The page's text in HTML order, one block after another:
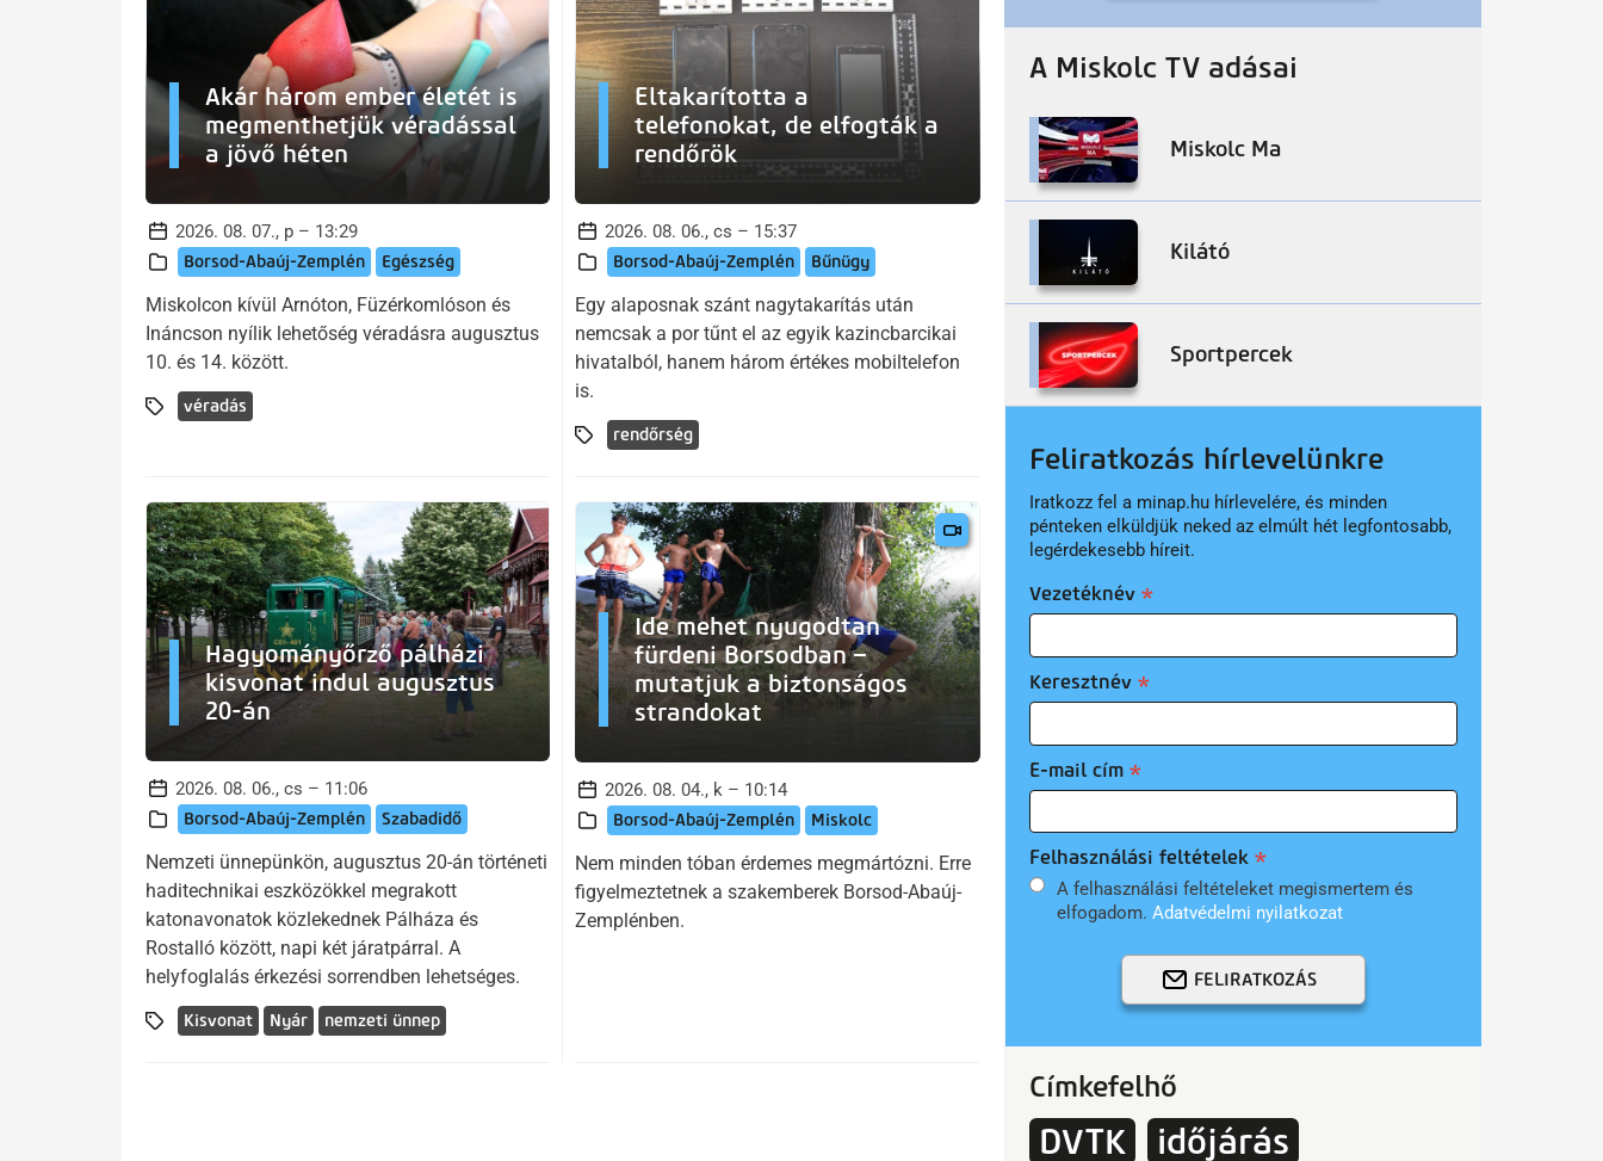
Akár három ember életét is
megmenthetjük véradással
a jövő héten
2026. 08. 07., p – 13:29
Borsod-Abaúj-Zemplén Egészség
Miskolcon kívül Arnóton, Füzérkomlóson és
Ináncson nyílik lehetőség véradásra augusztus
10. és 14. között.
véradás
Eltakarította a
telefonokat, de elfogták a
rendőrök
2026. 08. 06., cs – 15:37
Borsod-Abaúj-Zemplén Bűnügy
Egy alaposnak szánt nagytakarítás után
nemcsak a por tűnt el az egyik kazincbarcikai
hivatalból, hanem három értékes mobiltelefon
is.
rendőrség
Hagyományőrző pálházi
kisvonat indul augusztus
20-án
2026. 08. 06., cs – 11:06
Borsod-Abaúj-Zemplén Szabadidő
Nemzeti ünnepünkön, augusztus 20-án történeti
haditechnikai eszközökkel megrakott
katonavonatok közlekednek Pálháza és
Rostalló között, napi két járatpárral. A
helyfoglalás érkezési sorrendben lehetséges.
Kisvonat Nyár nemzeti ünnep
Ide mehet nyugodtan
fürdeni Borsodban –
mutatjuk a biztonságos
strandokat
2026. 08. 04., k – 10:14
Borsod-Abaúj-Zemplén Miskolc
Nem minden tóban érdemes megmártózni. Erre
figyelmeztetnek a szakemberek Borsod-Abaúj-
Zemplénben.
A Miskolc TV adásai
Miskolc Ma
Kilátó
Sportpercek
Feliratkozás hírlevelünkre
Iratkozz fel a minap.hu hírlevelére, és minden
pénteken elküldjük neked az elmúlt hét legfontosabb,
legérdekesebb híreit.
Vezetéknév
Keresztnév
E-mail cím
Felhasználási feltételek
A felhasználási feltételeket megismertem és
elfogadom. Adatvédelmi nyilatkozat
FELIRATKOZÁS
Címkefelhő
DVTK időjárás